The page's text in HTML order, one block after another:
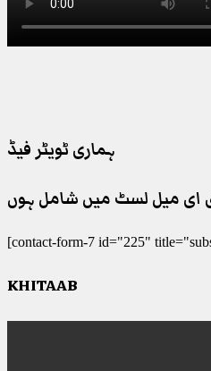
ہماری ٹویٹر فیڈ
ای میل لسٹ میں شامل ہوں
[contact-form-7 id="225"
KHITAAB